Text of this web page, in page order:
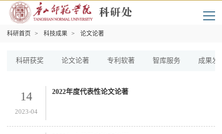
科研首页 > 科技成果 > 论文论著
科研获奖 论文论著 专利软著 智库服务 成果发
14
2023-04
2022年度代表性论文论著